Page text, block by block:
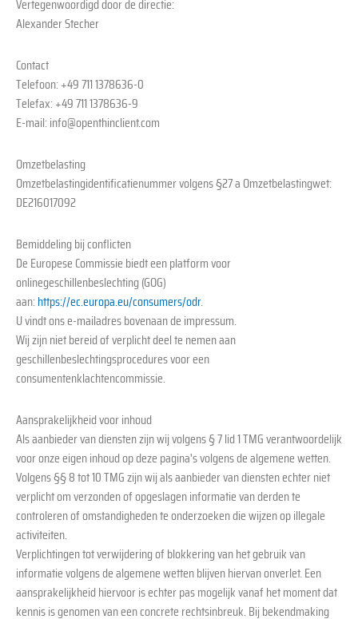
Vertegenwoordigd door de directie:
Alexander Stecher
Contact
Telefoon: +49 711 1378636-0
Telefax: +49 711 1378636-9
E-mail: info@openthinclient.com
Omzetbelasting
Omzetbelastingidentificatienummer volgens §27 a Omzetbelastingwet:
DE216017092
Bemiddeling bij conflicten
De Europese Commissie biedt een platform voor
onlinegeschillenbeslechting (GOG)
aan:https://ec.europa.eu/consumers/odr.
U vindt ons e-mailadres bovenaan de impressum.
Wij zijn niet bereid of verplicht deel te nemen aan
geschillenbeslechtingsprocedures voor een
consumentenklachtencommissie.
Aansprakelijkheid voor inhoud
Als aanbieder van diensten zijn wij volgens § 7 lid 1 TMG verantwoordelijk
voor onze eigen inhoud op deze pagina's volgens de algemene wetten.
Volgens §§ 8 tot 10 TMG zijn wij als aanbieder van diensten echter niet
verplicht om verzonden of opgeslagen informatie van derden te
controleren of omstandigheden te onderzoeken die wijzen op illegale
activiteiten.
Verplichtingen tot verwijdering of blokkering van het gebruik van
informatie volgens de algemene wetten blijven hiervan onverlet. Een
aansprakelijkheid hiervoor is echter pas mogelijk vanaf het moment dat
kennis is genomen van een concrete rechtsinbreuk. Bij bekendmaking